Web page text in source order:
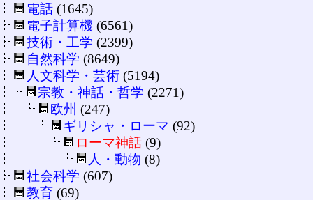
電話 (1645)
電子計算機 (6561)
技術・工学 (2399)
自然科学 (8649)
人文科学・芸術 (5194)
宗教・神話・哲学 (2271)
欧州 (247)
ギリシャ・ローマ (92)
ローマ神話 (9)
人・動物 (8)
社会科学 (607)
教育 (69)